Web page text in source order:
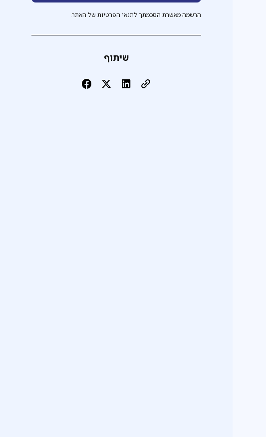
הרשמה מאשרת הסכמתך לתנאי הפרטיות של האתר.
שיתוף